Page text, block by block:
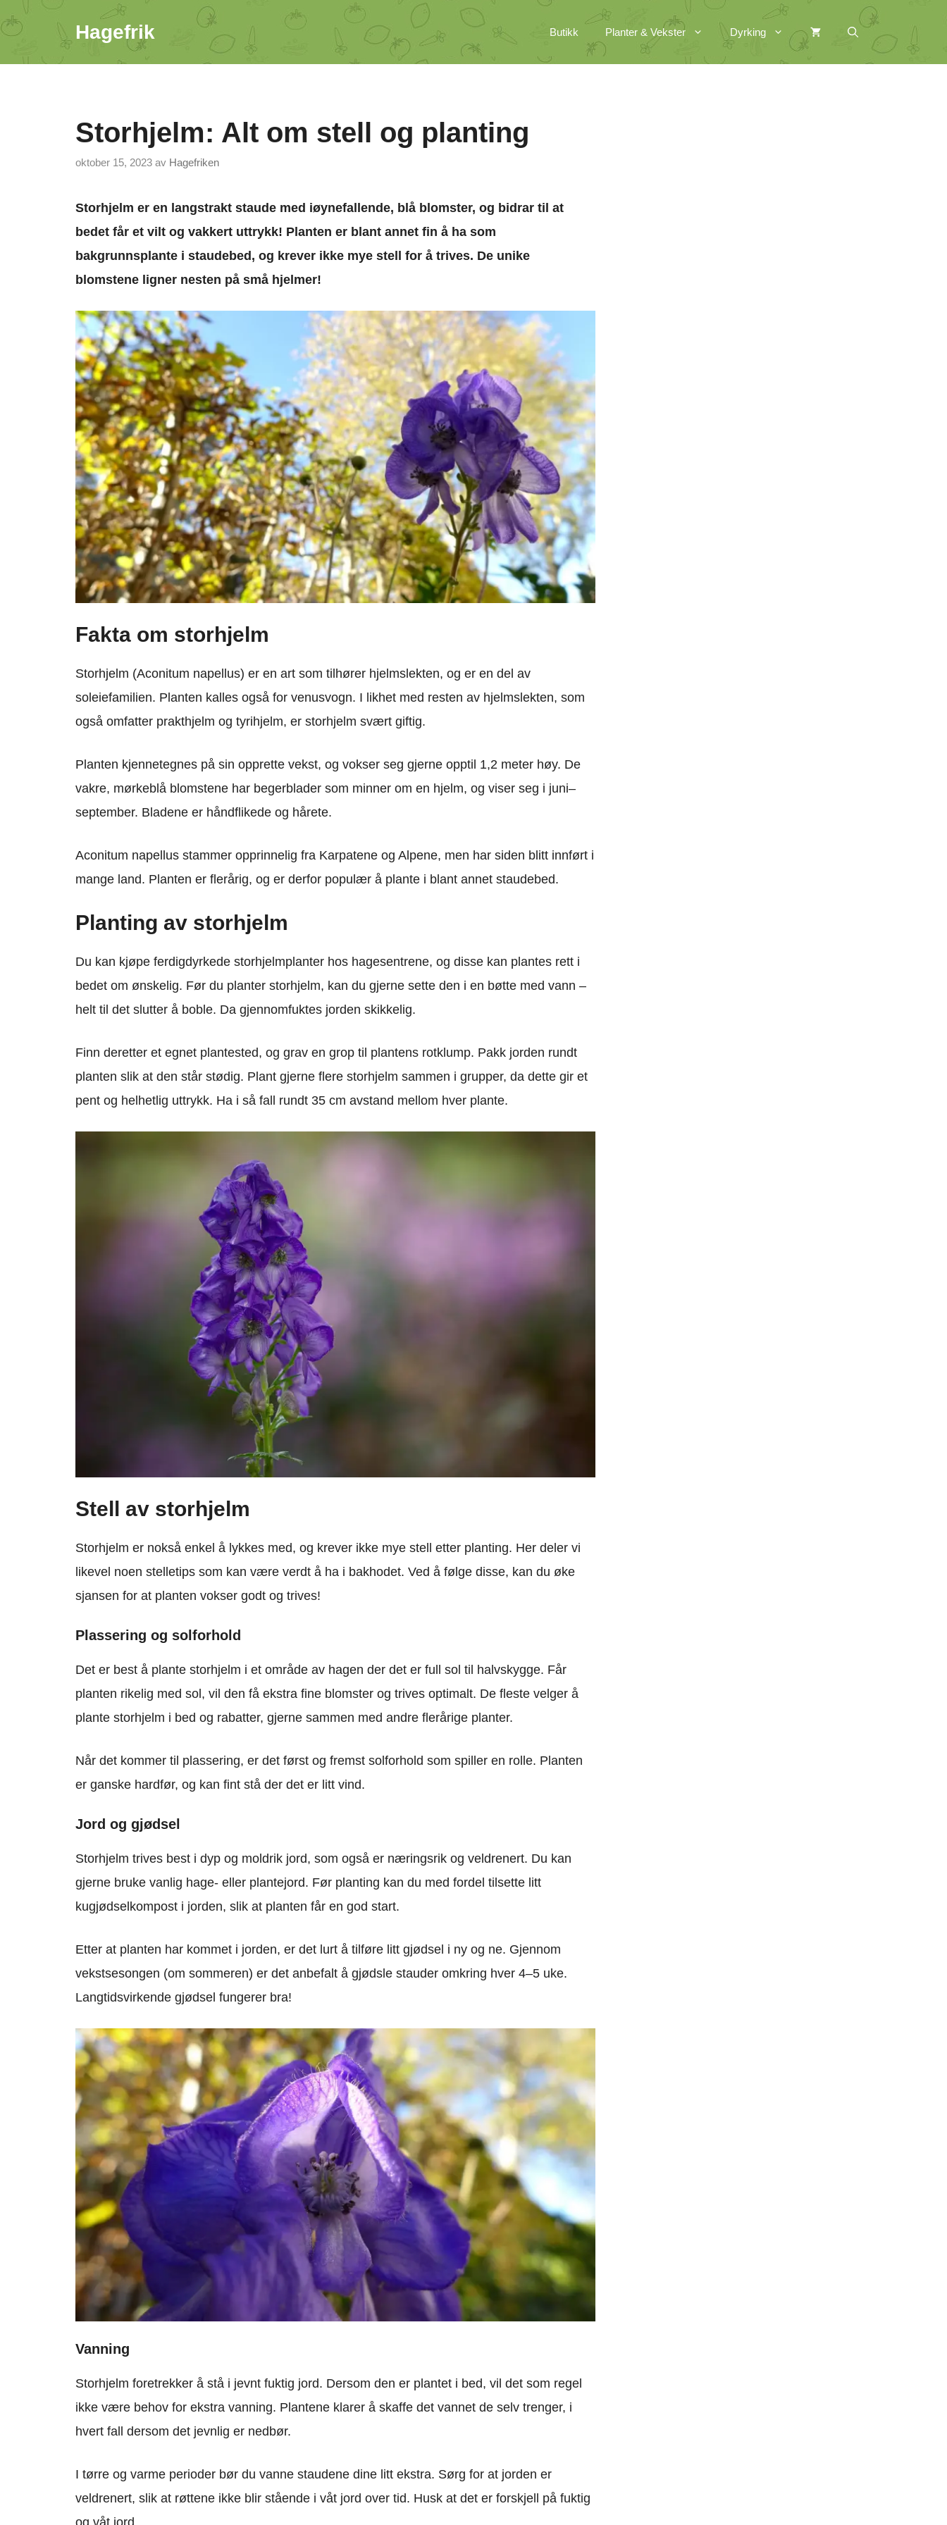
Hopp
til
innhold
Hagefrik Butikk Planter & Vekster Dyrking
Storhjelm: Alt om stell og planting
oktober 15, 2023 av Hagefriken
Storhjelm er en langstrakt staude med iøynefallende, blå blomster, og bidrar til at
bedet får et vilt og vakkert uttrykk! Planten er blant annet fin å ha som
bakgrunnsplante i staudebed, og krever ikke mye stell for å trives. De unike
blomstene ligner nesten på små hjelmer!
Fakta om storhjelm
Storhjelm (Aconitum napellus) er en art som tilhører hjelmslekten, og er en del av
soleiefamilien. Planten kalles også for venusvogn. I likhet med resten av hjelmslekten, som
også omfatter prakthjelm og tyrihjelm, er storhjelm svært giftig.
Planten kjennetegnes på sin opprette vekst, og vokser seg gjerne opptil 1,2 meter høy. De
vakre, mørkeblå blomstene har begerblader som minner om en hjelm, og viser seg i juni–
september. Bladene er håndflikede og hårete.
Aconitum napellus stammer opprinnelig fra Karpatene og Alpene, men har siden blitt innført i
mange land. Planten er flerårig, og er derfor populær å plante i blant annet staudebed.
Planting av storhjelm
Du kan kjøpe ferdigdyrkede storhjelmplanter hos hagesentrene, og disse kan plantes rett i
bedet om ønskelig. Før du planter storhjelm, kan du gjerne sette den i en bøtte med vann –
helt til det slutter å boble. Da gjennomfuktes jorden skikkelig.
Finn deretter et egnet plantested, og grav en grop til plantens rotklump. Pakk jorden rundt
planten slik at den står stødig. Plant gjerne flere storhjelm sammen i grupper, da dette gir et
pent og helhetlig uttrykk. Ha i så fall rundt 35 cm avstand mellom hver plante.
Stell av storhjelm
Storhjelm er nokså enkel å lykkes med, og krever ikke mye stell etter planting. Her deler vi
likevel noen stelletips som kan være verdt å ha i bakhodet. Ved å følge disse, kan du øke
sjansen for at planten vokser godt og trives!
Plassering og solforhold
Det er best å plante storhjelm i et område av hagen der det er full sol til halvskygge. Får
planten rikelig med sol, vil den få ekstra fine blomster og trives optimalt. De fleste velger å
plante storhjelm i bed og rabatter, gjerne sammen med andre flerårige planter.
Når det kommer til plassering, er det først og fremst solforhold som spiller en rolle. Planten
er ganske hardfør, og kan fint stå der det er litt vind.
Jord og gjødsel
Storhjelm trives best i dyp og moldrik jord, som også er næringsrik og veldrenert. Du kan
gjerne bruke vanlig hage- eller plantejord. Før planting kan du med fordel tilsette litt
kugjødselkompost i jorden, slik at planten får en god start.
Etter at planten har kommet i jorden, er det lurt å tilføre litt gjødsel i ny og ne. Gjennom
vekstsesongen (om sommeren) er det anbefalt å gjødsle stauder omkring hver 4–5 uke.
Langtidsvirkende gjødsel fungerer bra!
Vanning
Storhjelm foretrekker å stå i jevnt fuktig jord. Dersom den er plantet i bed, vil det som regel
ikke være behov for ekstra vanning. Plantene klarer å skaffe det vannet de selv trenger, i
hvert fall dersom det jevnlig er nedbør.
I tørre og varme perioder bør du vanne staudene dine litt ekstra. Sørg for at jorden er
veldrenert, slik at røttene ikke blir stående i våt jord over tid. Husk at det er forskjell på fuktig
og våt jord.